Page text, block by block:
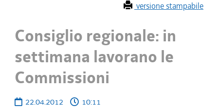
versione stampabile
Consiglio regionale: in
settimana lavorano le
Commissioni
22.04.2012
10:11